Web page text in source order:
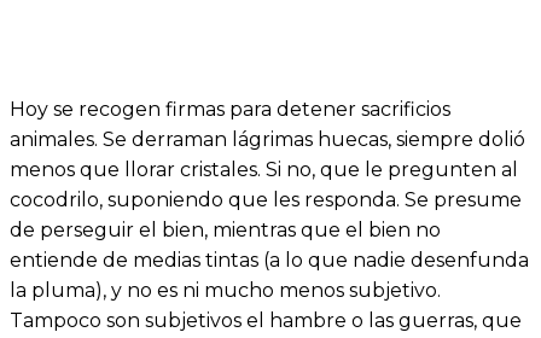
Hoy se recogen firmas para detener sacrificios
animales. Se derraman lágrimas huecas, siempre dolió
menos que llorar cristales. Si no, que le pregunten al
cocodrilo, suponiendo que les responda. Se presume
de perseguir el bien, mientras que el bien no
entiende de medias tintas (a lo que nadie desenfunda
la pluma), y no es ni mucho menos subjetivo.
Tampoco son subjetivos el hambre o las guerras, que